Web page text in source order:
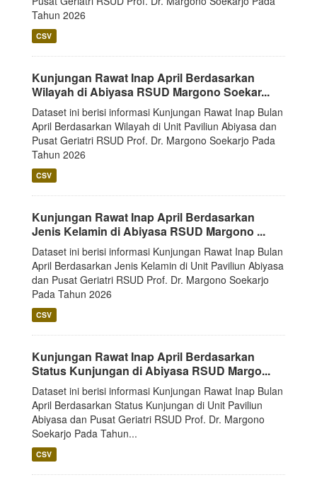
Tahun 2026
CSV
Kunjungan Rawat Inap April Berdasarkan
Wilayah di Abiyasa RSUD Margono Soekar...
Dataset ini berisi informasi Kunjungan Rawat Inap Bulan
April Berdasarkan Wilayah di Unit Paviliun Abiyasa dan
Pusat Geriatri RSUD Prof. Dr. Margono Soekarjo Pada
Tahun 2026
CSV
Kunjungan Rawat Inap April Berdasarkan
Jenis Kelamin di Abiyasa RSUD Margono ...
Dataset ini berisi informasi Kunjungan Rawat Inap Bulan
April Berdasarkan Jenis Kelamin di Unit Paviliun Abiyasa
dan Pusat Geriatri RSUD Prof. Dr. Margono Soekarjo
Pada Tahun 2026
CSV
Kunjungan Rawat Inap April Berdasarkan
Status Kunjungan di Abiyasa RSUD Margo...
Dataset ini berisi informasi Kunjungan Rawat Inap Bulan
April Berdasarkan Status Kunjungan di Unit Paviliun
Abiyasa dan Pusat Geriatri RSUD Prof. Dr. Margono
Soekarjo Pada Tahun...
CSV